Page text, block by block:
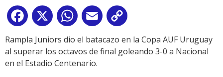
Facebook
X WhatsApp
Email
Link
Rampla Juniors dio el batacazo en la Copa AUF Uruguay
al superar los octavos de final goleando 3-0 a Nacional
en el Estadio Centenario.